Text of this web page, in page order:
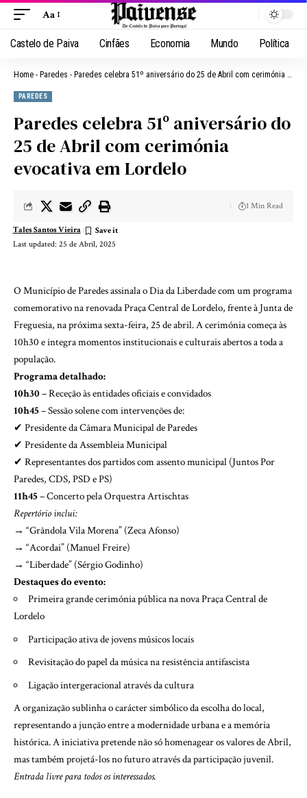
Aa
Castelo de Paiva Cinfães Economia Mundo Política
Home - Paredes - Paredes celebra 51º aniversário do 25 de Abril com cerimónia evocativa em Lordelo
PAREDES
Paredes celebra 51º aniversário do
25 de Abril com cerimónia
evocativa em Lordelo
Last updated: 25 de Abril, 2025
Tales Santos Vieira
1 Min Read
O Município de Paredes assinala o Dia da Liberdade com um programa
comemorativo na renovada Praça Central de Lordelo, frente à Junta de
Freguesia, na próxima sexta-feira, 25 de abril. A cerimónia começa às
10h30 e integra momentos institucionais e culturais abertos a toda a
população.
Programa detalhado:
10h30– Receção às entidades oficiais e convidados
10h45– Sessão solene com intervenções de:
✔ Presidente da Câmara Municipal de Paredes
✔ Presidente da Assembleia Municipal
✔ Representantes dos partidos com assento municipal (Juntos Por
Paredes, CDS, PSD e PS)
11h45– Concerto pela Orquestra Artischtas
Repertório inclui:
→ “Grândola Vila Morena” (Zeca Afonso)
→ “Acordai” (Manuel Freire)
→ “Liberdade” (Sérgio Godinho)
Destaques do evento:
Primeira grande cerimónia pública na nova Praça Central de
Lordelo
Participação ativa de jovens músicos locais
Revisitação do papel da música na resistência antifascista
Ligação intergeracional através da cultura
A organização sublinha o carácter simbólico da escolha do local,
representando a junção entre a modernidade urbana e a memória
histórica. A iniciativa pretende não só homenagear os valores de Abril,
mas também projetá-los no futuro através da participação juvenil.
Entrada livre para todos os interessados.